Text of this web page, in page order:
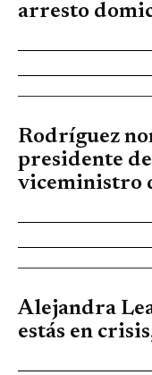
arresto
Rodríguez
presidente
viceministro
Alejandra
estás en